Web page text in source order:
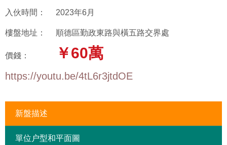
入伙時間： 2023年6月
樓盤地址： 順德區勤政東路與橫五路交界處
價錢： ￥60萬
https://youtu.be/4tL6r3jtdOE
新盤描述
單位户型和平面圖